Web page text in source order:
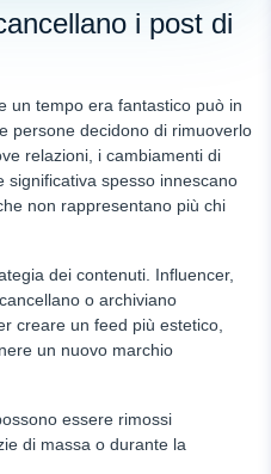
i post di
un tempo era fantastico può in
persone decidono di rimuoverlo
relazioni, i cambiamenti di
spesso innescano
non rappresentano più chi
dei contenuti. Influencer,
o archiviano
creare un feed più estetico,
un nuovo marchio
essere rimossi
di massa o durante la